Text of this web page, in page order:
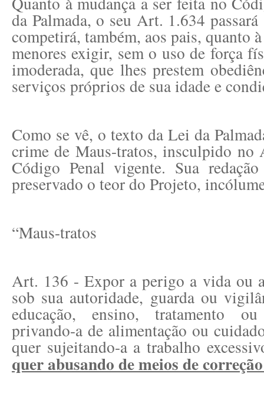
da Palmada, o seu Art. 1.634
competirá, também, aos pais, quanto
menores exigir, sem o uso de força
imoderada, que lhes prestem
serviços próprios de sua idade e
Como se vê, o texto da Lei da
crime de Maus-tratos, insculpido
Código Penal vigente. Sua redação
preservado o teor do Projeto,
“Maus-tratos
Art. 136 - Expor a perigo a vida ou a
sob sua autoridade, guarda ou
educação, ensino, tratamento
privando-a de alimentação ou
quer sujeitando-a a trabalho
quer abusando de meios de